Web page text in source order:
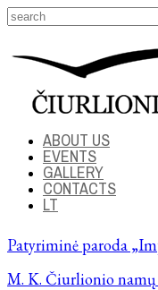
ABOUT US
EVENTS
GALLERY
CONTACTS
LT
Patyriminė paroda
M. K. Čiurlionio namų